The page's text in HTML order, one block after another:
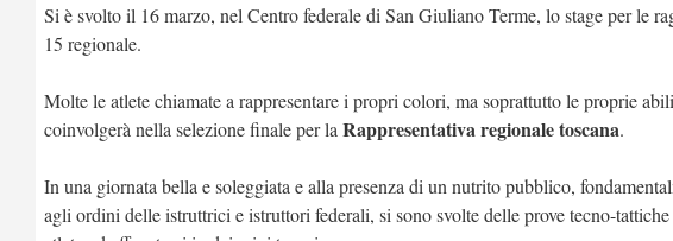
Si è svolto il 16 marzo, nel Centro federale di San Giuliano Terme, lo stage per le
15 regionale.
Molte le atlete chiamate a rappresentare i propri colori, ma soprattutto le proprie
coinvolgerà nella selezione finale per la Rappresentativa regionale toscana.
In una giornata bella e soleggiata e alla presenza di un nutrito pubblico,
agli ordini delle istruttrici e istruttori federali, si sono svolte delle prove tecno-